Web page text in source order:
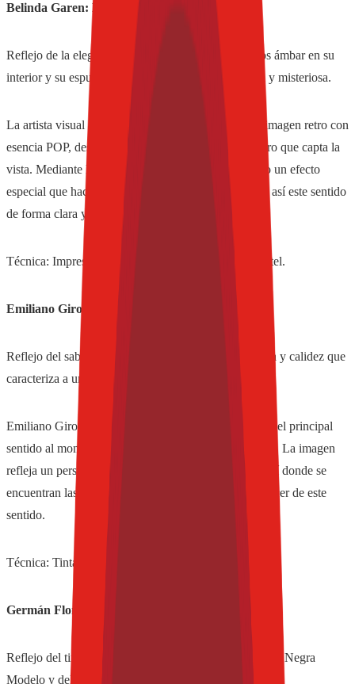
Belinda Garen: La vista.
Reflejo de la elegancia de Negra Modelo; los reflejos ámbar en su
interior y su espuma blanca que la hace tan atractiva y misteriosa.
La artista visual Belinda Garen ha desarrollado una imagen retro con
esencia POP, destacando el color, ya que es lo primero que capta la
vista. Mediante la unión de dos imágenes, ha logrado un efecto
especial que hace énfasis en la mirada, transmitiendo así este sentido
de forma clara y directa.
Técnica: Impresión fina sobre algodón, acrílico y pastel.
Emiliano Gironella: El gusto.
Reflejo del sabor dulce y amargo, así como la frescura y calidez que
caracteriza a una Negra Modelo.
Emiliano Gironella, artista plástico, plasma en su obra el principal
sentido al momento de disfrutar de una Negra Modelo. La imagen
refleja un personaje mostrando la lengua, ya que es ahí donde se
encuentran las papilas gustativas que transmiten el placer de este
sentido.
Técnica: Tinta y hoja metálica sobre papel.
Germán Flores: El oído.
Reflejo del tintineo del cristal, el sonido al destapar una Negra
Modelo y del líquido al deslizarse cuando se sirve.